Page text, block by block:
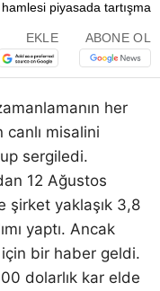
EKLE ABONE OL
her
misalini
sergiledi.
12 Ağustos
şirket yaklaşık 3,8
yaptı. Ancak
için bir haber geldi.
dolarlık kar elde